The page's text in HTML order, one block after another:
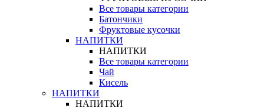
Все товары категории
Батончики
Фруктовые кусочки
НАПИТКИ
НАПИТКИ
Все товары категории
Чай
Кисель
НАПИТКИ
НАПИТКИ